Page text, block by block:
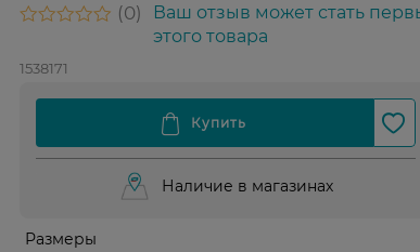
0
Ваш отзыв может стать
этого товара
1538171
Наличие в магазинах
Размеры